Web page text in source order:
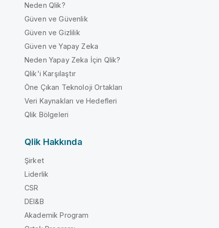
Neden Qlik?
Güven ve Güvenlik
Güven ve Gizlilik
Güven ve Yapay Zeka
Neden Yapay Zeka İçin Qlik?
Qlik'i Karşılaştır
Öne Çıkan Teknoloji Ortakları
Veri Kaynakları ve Hedefleri
Qlik Bölgeleri
Qlik Hakkında
Şirket
Liderlik
CSR
DEI&B
Akademik Program